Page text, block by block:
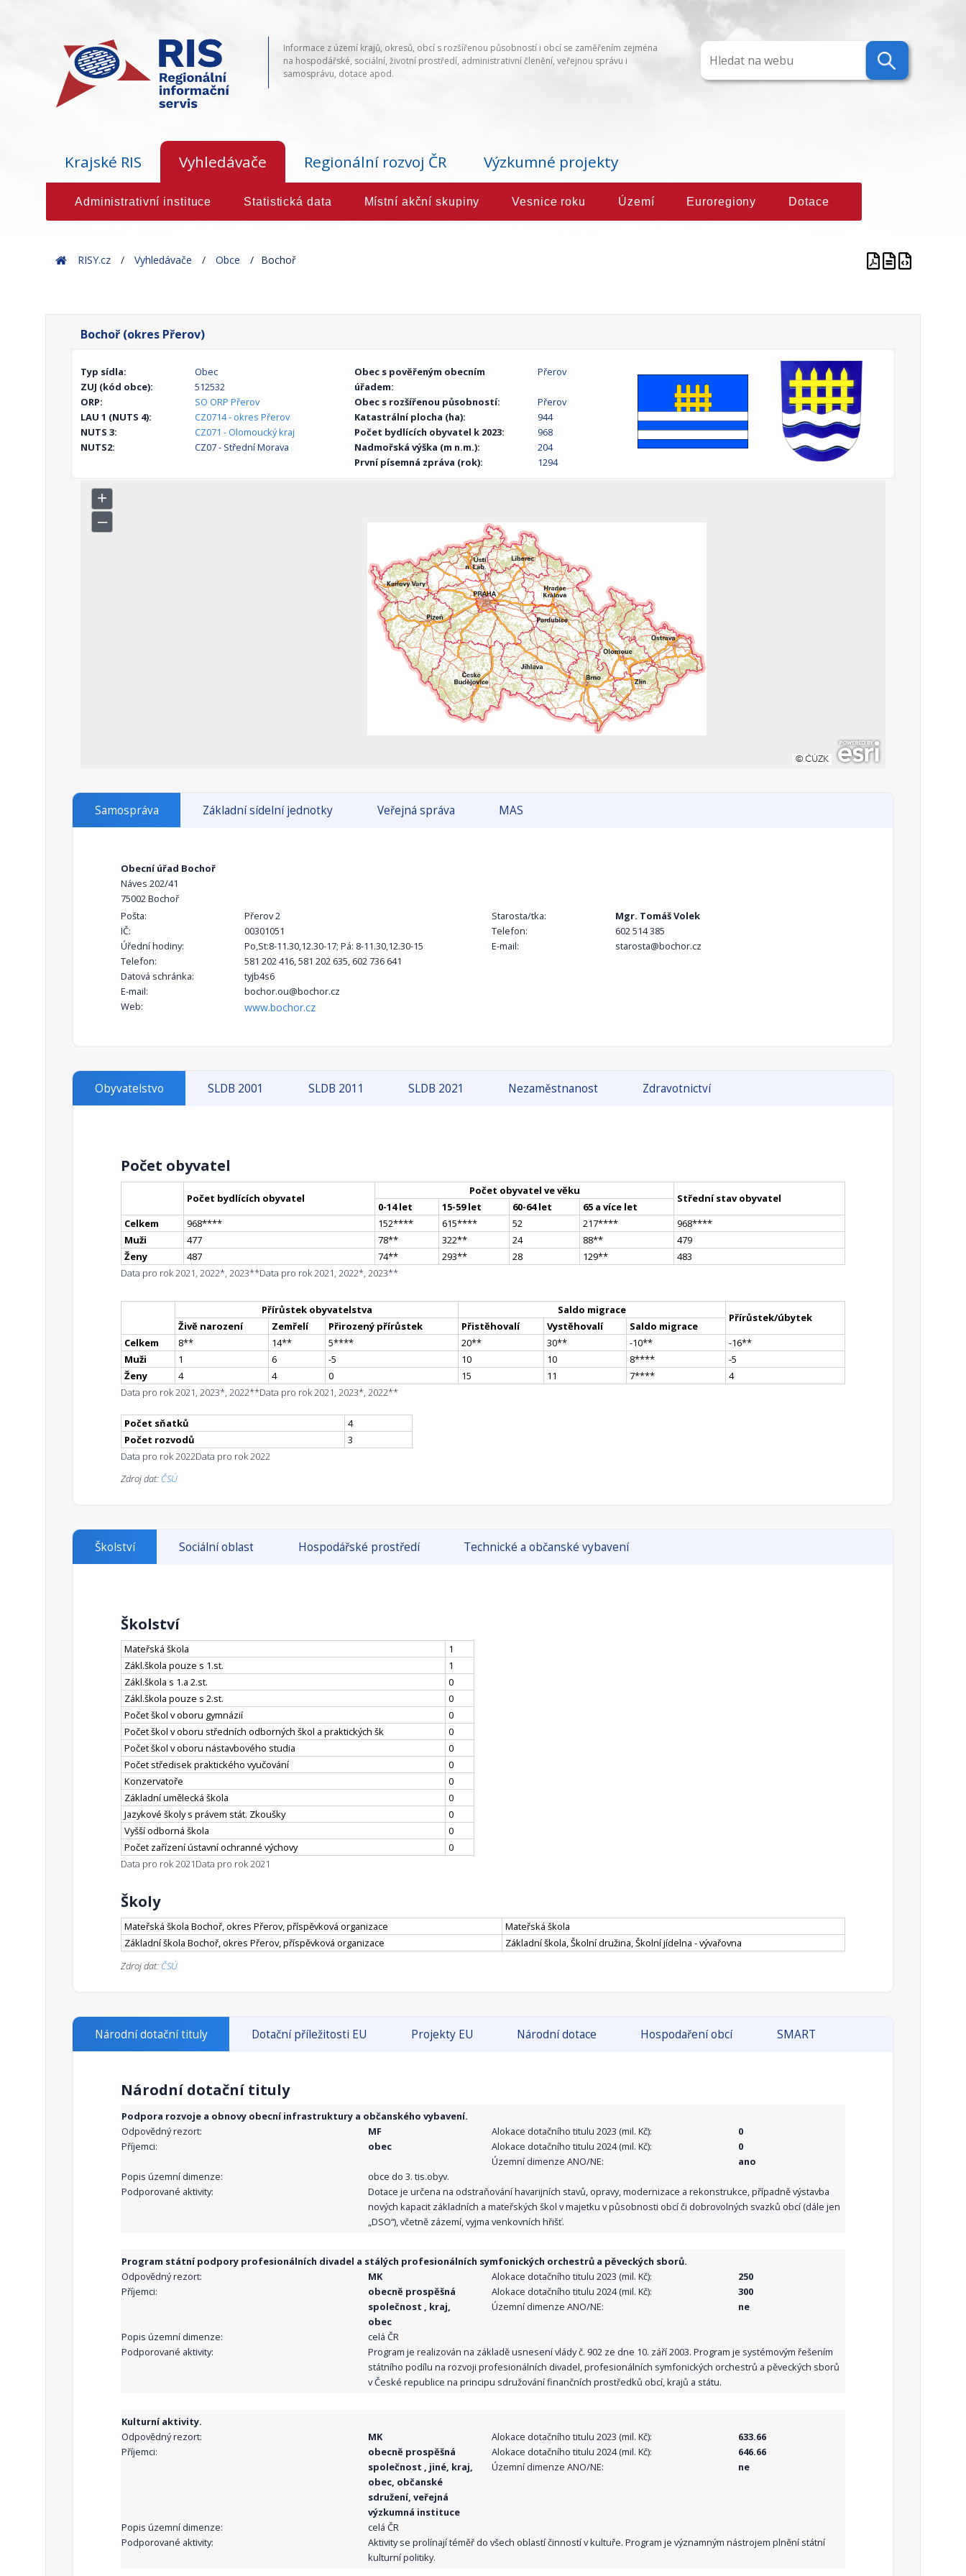
Informace z území krajů, okresů, obcí s rozšířenou působností i obcí se zaměřením zejména
na hospodářské, sociální, životní prostředí, administrativní členění, veřejnou správu i
samosprávu, dotace apod.
Krajské RIS Vyhledávače Regionální rozvoj ČR Výzkumné projekty
Administrativní instituce Statistická data Místní akční skupiny Vesnice roku Území Euroregiony Dotace
HomeRISY.cz Vyhledávače Obce Bochoř
Bochoř (okres Přerov)
Typ sídla:
Obec
ZUJ (kód obce):
512532
ORP:
SO ORP Přerov
LAU 1 (NUTS 4):
CZ0714 - okres Přerov
NUTS 3:
CZ071 - Olomoucký kraj
NUTS2:
CZ07 - Střední Morava
Obec s pověřeným obecním
úřadem:
Přerov
Obec s rozšířenou působností:
Přerov
Katastrální plocha (ha):
944
Počet bydlících obyvatel k 2023:
968
Nadmořská výška (m n.m.):
204
První písemná zpráva (rok):
1294
Samospráva Základní sídelní jednotky Veřejná správa MAS
Obecní úřad Bochoř
Náves 202/41
75002 Bochoř
Pošta:
Přerov 2
IČ:
00301051
Úřední hodiny:
Po,St:8-11.30,12.30-17; Pá: 8-11.30,12.30-15
Telefon:
581 202 416, 581 202 635, 602 736 641
Datová schránka:
tyjb4s6
E-mail:
bochor.ou@bochor.cz
Web:
www.bochor.cz
Starosta/tka:
Mgr. Tomáš Volek
Telefon:
602 514 385
E-mail:
starosta@bochor.cz
Obyvatelstvo SLDB 2001 SLDB 2011 SLDB 2021 Nezaměstnanost Zdravotnictví
Počet obyvatel
Počet bydlících obyvatel
Počet obyvatel ve věku
Střední stav obyvatel
0-14 let 15-59 let 60-64 let
65 a více let
Celkem
968**** 152**** 615**** 52 217**** 968****
Muži
477 78** 322** 24 88**
479
Ženy
487 74** 293** 28 129**
483
Data pro rok 2021, 2022*, 2023**Data pro rok 2021, 2022*, 2023**
Přírůstek obyvatelstva Saldo migrace
Přírůstek/úbytek
Živě narození Zemřelí Přirozený přírůstek Přistěhovalí Vystěhovalí
Saldo migrace
Celkem
8** 14** 5**** 20** 30** -10** -16**
Muži
1 6 -5 10 10 8****
-5
Ženy
4 4 0 15 11 7****
4
Data pro rok 2021, 2023*, 2022**Data pro rok 2021, 2023*, 2022**
Počet sňatků
4
Počet rozvodů
3
Data pro rok 2022Data pro rok 2022
Zdroj dat: ČSÚ
Školství Sociální oblast Hospodářské prostředí Technické a občanské vybavení
Školství
Mateřská škola
1
Zákl.škola pouze s 1.st.
1
Zákl.škola s 1.a 2.st.
0
Zákl.škola pouze s 2.st.
0
Počet škol v oboru gymnázií
0
Počet škol v oboru středních odborných škol a praktických šk
0
Počet škol v oboru nástavbového studia
0
Počet středisek praktického vyučování
0
Konzervatoře
0
Základní umělecká škola
0
Jazykové školy s právem stát. Zkoušky
0
Vyšší odborná škola
0
Počet zařízení ústavní ochranné výchovy
0
Data pro rok 2021Data pro rok 2021
Školy
Mateřská škola Bochoř, okres Přerov, příspěvková organizace
Mateřská škola
Základní škola Bochoř, okres Přerov, příspěvková organizace
Základní škola, Školní družina, Školní jídelna - vývařovna
Zdroj dat: ČSÚ
Národní dotační tituly Dotační příležitosti EU Projekty EU Národní dotace Hospodaření obcí SMART
Národní dotační tituly
Podpora rozvoje a obnovy obecní infrastruktury a občanského vybavení.
Odpovědný rezort:
MF
Příjemci:
obec
Alokace dotačního titulu 2023 (mil. Kč):
0
Alokace dotačního titulu 2024 (mil. Kč):
0
Územní dimenze ANO/NE:
ano
Popis územní dimenze:
obce do 3. tis.obyv.
Podporované aktivity:
Dotace je určena na odstraňování havarijních stavů, opravy, modernizace a rekonstrukce, případně výstavba
nových kapacit základních a mateřských škol v majetku v působnosti obcí či dobrovolných svazků obcí (dále jen
„DSO“), včetně zázemí, vyjma venkovních hřišť.
Program státní podpory profesionálních divadel a stálých profesionálních symfonických orchestrů a pěveckých sborů.
Odpovědný rezort:
MK
Příjemci:
obecně prospěšná
společnost , kraj,
obec
Alokace dotačního titulu 2023 (mil. Kč):
250
Alokace dotačního titulu 2024 (mil. Kč):
300
Územní dimenze ANO/NE:
ne
Popis územní dimenze:
celá ČR
Podporované aktivity:
Program je realizován na základě usnesení vlády č. 902 ze dne 10. září 2003. Program je systémovým řešením
státního podílu na rozvoji profesionálních divadel, profesionálních symfonických orchestrů a pěveckých sborů
v České republice na principu sdružování finančních prostředků obcí, krajů a státu.
Kulturní aktivity.
Odpovědný rezort:
MK
Příjemci:
obecně prospěšná
společnost , jiné, kraj,
obec, občanské
sdružení, veřejná
výzkumná instituce
Alokace dotačního titulu 2023 (mil. Kč):
633.66
Alokace dotačního titulu 2024 (mil. Kč):
646.66
Územní dimenze ANO/NE:
ne
Popis územní dimenze:
celá ČR
Podporované aktivity:
Aktivity se prolínají téměř do všech oblastí činností v kultuře. Program je významným nástrojem plnění státní
kulturní politiky.